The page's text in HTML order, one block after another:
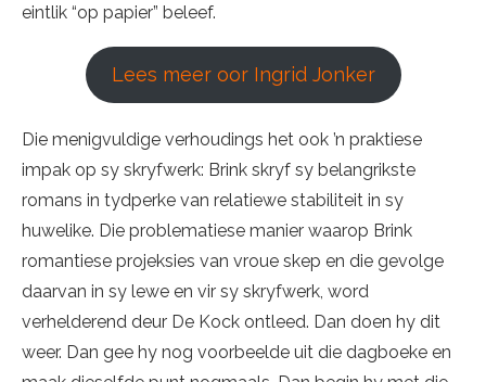
eintlik “op papier” beleef.
Lees meer oor Ingrid Jonker
Die menigvuldige verhoudings het ook ’n praktiese
impak op sy skryfwerk: Brink skryf sy belangrikste
romans in tydperke van relatiewe stabiliteit in sy
huwelike. Die problematiese manier waarop Brink
romantiese projeksies van vroue skep en die gevolge
daarvan in sy lewe en vir sy skryfwerk, word
verhelderend deur De Kock ontleed. Dan doen hy dit
weer. Dan gee hy nog voorbeelde uit die dagboeke en